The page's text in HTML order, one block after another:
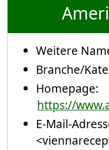
Weitere
Branche/
Homepage:
https://
E-Mail-